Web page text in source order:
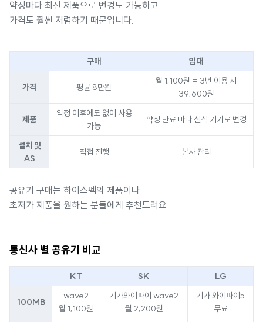
약정마다 최신 제품으로 변경도 가능하고
가격도 훨씬 저렴하기 때문입니다.
구매 임대
가격 평균 8만원
월 1,100원 = 3년 이용 시
39,600원
제품
약정 이후에도 없이 사용
가능
약정 만료 마다 신식 기기로 변경
설치 및
AS
직접 진행 본사 관리
공유기 구매는 하이스펙의 제품이나
초저가 제품을 원하는 분들에게 추천드려요.
통신사 별 공유기 비교
KT SK LG
100MB
wave2
월 1,100원
기가와이파이 wave2
월 2,200원
기가 와이파이5
무료